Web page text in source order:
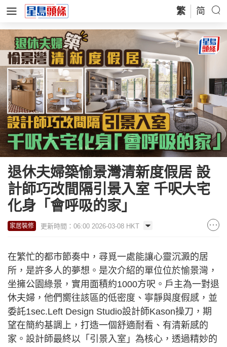
繁 简
退休夫婦築愉景灣清新度假居 設
計師巧改間隔引景入室 千呎大宅
化身「會呼吸的家」
家居裝修 更新時間：06:00 2026-03-08 HKT
在繁忙的都市節奏中，尋覓一處能讓心靈沉澱的居
所，是許多人的夢想。是次介紹的單位位於愉景灣，
坐擁公園綠景，實用面積約1000方呎。戶主為一對退
休夫婦，他們嚮往該區的低密度、寧靜與度假感，並
委託1sec.Left Design Studio設計師Kason操刀，期
望在簡約基調上，打造一個舒適耐看、有清新感的
家。設計師最終以「引景入室」為核心，透過精妙的